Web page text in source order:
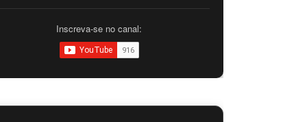
Inscreva-se no canal: